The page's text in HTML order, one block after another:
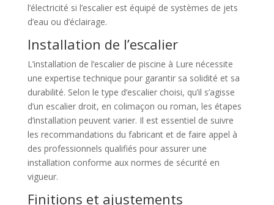
l’électricité si l’escalier est équipé de systèmes de jets
d’eau ou d’éclairage.
Installation de l’escalier
L’installation de l’escalier de piscine à Lure nécessite
une expertise technique pour garantir sa solidité et sa
durabilité. Selon le type d’escalier choisi, qu’il s’agisse
d’un escalier droit, en colimaçon ou roman, les étapes
d’installation peuvent varier. Il est essentiel de suivre
les recommandations du fabricant et de faire appel à
des professionnels qualifiés pour assurer une
installation conforme aux normes de sécurité en
vigueur.
Finitions et ajustements